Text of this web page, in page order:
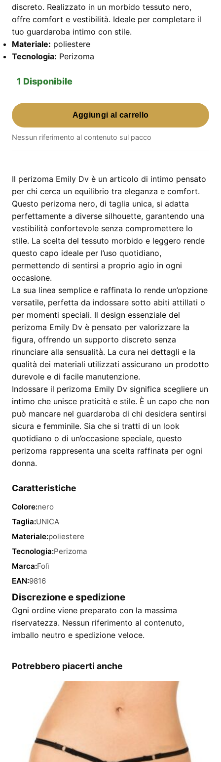
discreto. Realizzato in un morbido tessuto nero,
offre comfort e vestibilità. Ideale per completare il
tuo guardaroba intimo con stile.
Materiale: poliestere
Tecnologia: Perizoma
1 Disponibile
Perizoma
Emily
Dv
–
taglia
unica
quantità
Aggiungi al carrello
Nessun riferimento al contenuto sul pacco
Il perizoma Emily Dv è un articolo di intimo pensato
per chi cerca un equilibrio tra eleganza e comfort.
Questo perizoma nero, di taglia unica, si adatta
perfettamente a diverse silhouette, garantendo una
vestibilità confortevole senza compromettere lo
stile. La scelta del tessuto morbido e leggero rende
questo capo ideale per l’uso quotidiano,
permettendo di sentirsi a proprio agio in ogni
occasione.
La sua linea semplice e raffinata lo rende un’opzione
versatile, perfetta da indossare sotto abiti attillati o
per momenti speciali. Il design essenziale del
perizoma Emily Dv è pensato per valorizzare la
figura, offrendo un supporto discreto senza
rinunciare alla sensualità. La cura nei dettagli e la
qualità dei materiali utilizzati assicurano un prodotto
durevole e di facile manutenzione.
Indossare il perizoma Emily Dv significa scegliere un
intimo che unisce praticità e stile. È un capo che non
può mancare nel guardaroba di chi desidera sentirsi
sicura e femminile. Sia che si tratti di un look
quotidiano o di un’occasione speciale, questo
perizoma rappresenta una scelta raffinata per ogni
donna.
Caratteristiche
Colore:nero
Taglia:UNICA
Materiale:poliestere
Tecnologia:Perizoma
Marca:Folì
EAN:9816
Discrezione e spedizione
Ogni ordine viene preparato con la massima
riservatezza. Nessun riferimento al contenuto,
imballo neutro e spedizione veloce.
Potrebbero piacerti anche